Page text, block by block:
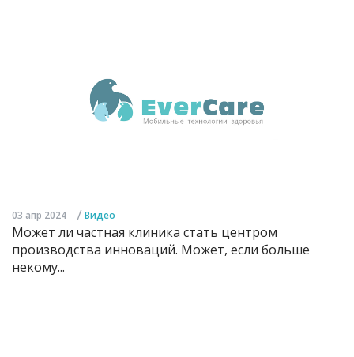
03 апр 2024 / Видео
Может ли частная клиника стать центром
производства инноваций. Может, если больше
некому...